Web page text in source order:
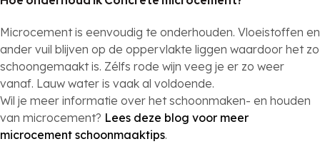
Microcement is eenvoudig te onderhouden. Vloeistoffen en
ander vuil blijven op de oppervlakte liggen waardoor het zo
schoongemaakt is. Zélfs rode wijn veeg je er zo weer
vanaf. Lauw water is vaak al voldoende.
Wil je meer informatie over het schoonmaken- en houden
van microcement? Lees deze blog voor meer
microcement schoonmaaktips.